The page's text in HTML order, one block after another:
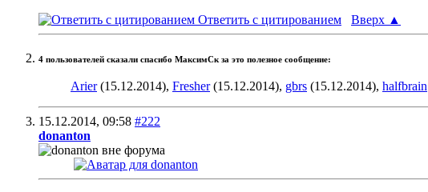
Ответить с цитированием
Вверх ▲
4 пользователей сказали cпасибо МаксимСк за это полезное сообщение:
Arier(15.12.2014), Fresher(15.12.2014), gbrs (15.12.2014), halfbrain
15.12.2014, 09:58 #222
donanton